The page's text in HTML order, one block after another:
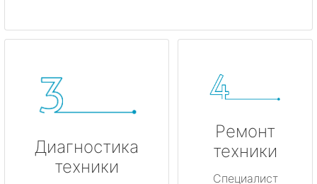
Диагностика
техники
Ремонт
техники
Специалист